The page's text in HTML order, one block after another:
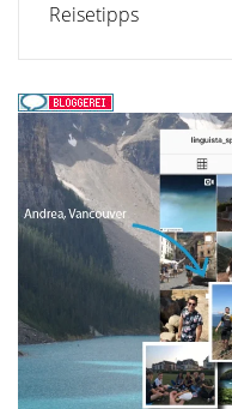
Reisetipps